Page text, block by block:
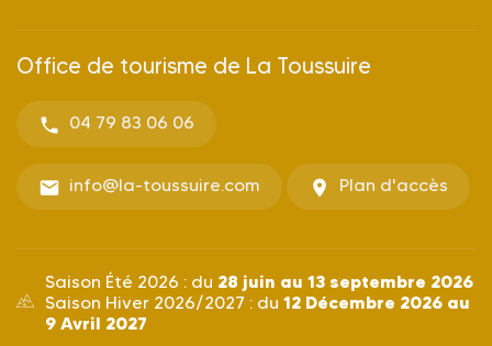
Office de tourisme de La Toussuire
04 79 83 06 06
info@la-toussuire.com Plan d'accès
Saison Été 2026 : du 28 juin au 13 septembre 2026
Saison Hiver 2026/2027 : du 12 Décembre 2026 au
9 Avril 2027